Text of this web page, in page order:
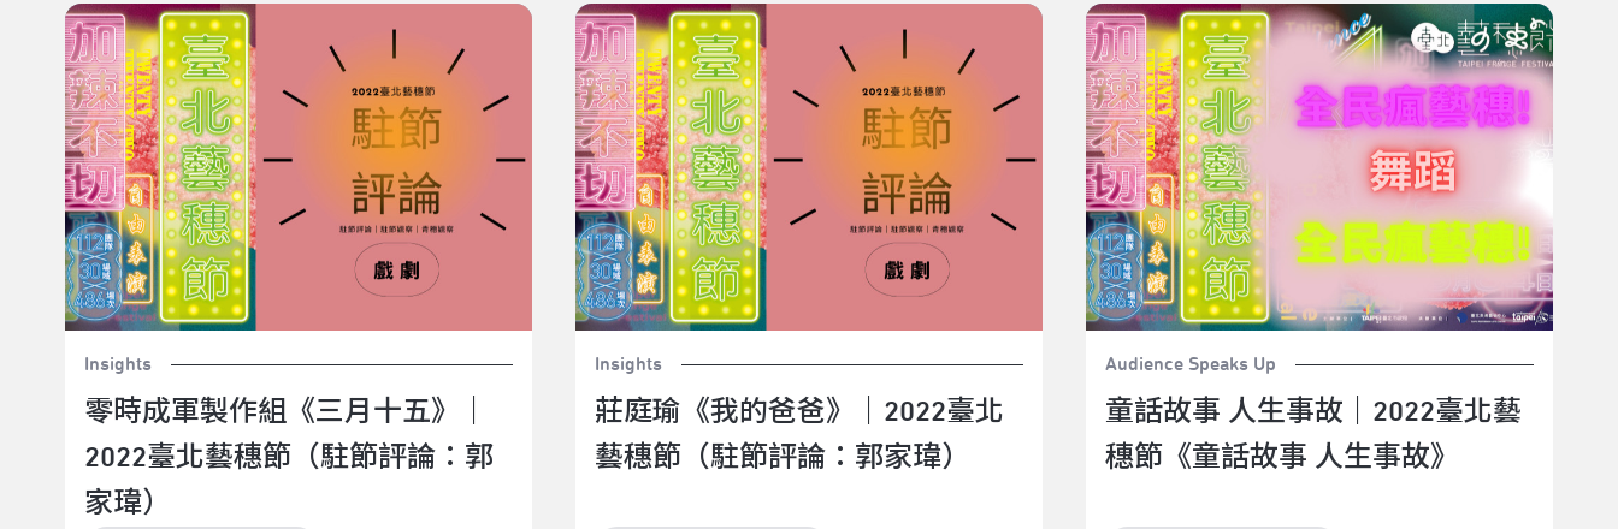
零時成軍製作組《三月十五》｜2022臺北藝穗節（駐節
評論：郭家瑋）
Insights
零時成軍製作組《三月十五》｜
2022臺北藝穗節（駐節評論：郭
家瑋）
莊庭瑜《我的爸爸》｜2022臺北藝穗節（駐節評論：郭
家瑋）
Insights
莊庭瑜《我的爸爸》｜2022臺北
藝穗節（駐節評論：郭家瑋）
童話故事 人生事故｜2022臺北藝穗節《童話故事 人生
事故》
Audience Speaks Up
童話故事 人生事故｜2022臺北藝
穗節《童話故事 人生事故》